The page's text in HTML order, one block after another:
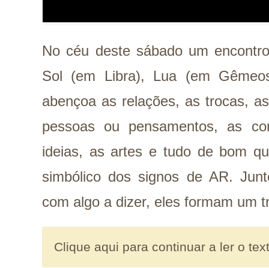
No céu deste sábado um
Sol (em Libra), Lua (em
abençoa as relações, as trocas,
pessoas ou pensamentos, as
ideias, as artes e tudo de bom
simbólico dos signos de AR.
com algo a dizer, eles formam um
Clique aqui para continuar a ler o